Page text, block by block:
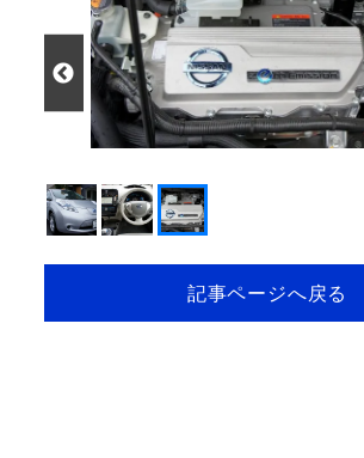
記事ページへ戻る